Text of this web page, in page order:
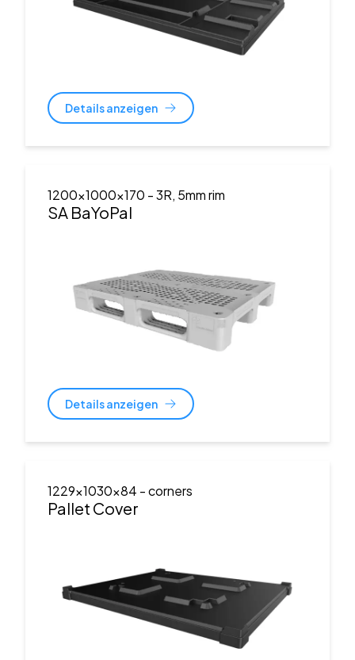
Details anzeigen
1200x1000x170 - 3R, 5mm rim
SA BaYoPal
Details anzeigen
1229x1030x84 - corners
Pallet Cover